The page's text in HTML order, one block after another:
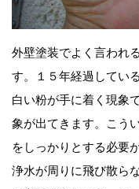
外壁塗装でよく言われ
す。１５年経過してい
白い粉が手に着く現象
象が出てきます。こう
をしっかりとする必要
浄水が周りに飛び散ら